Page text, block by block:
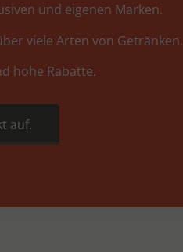
und eigenen Marken.
viele Arten von Getränken.
hohe Rabatte.
auf.